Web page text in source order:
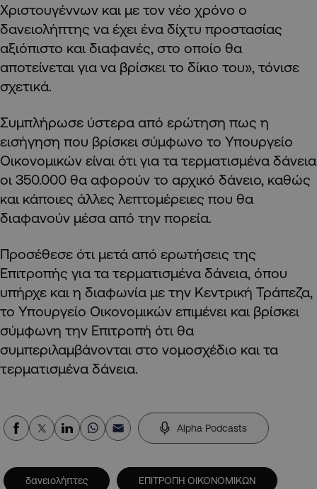
Χριστουγέννων και με τον νέο χρόνο ο
δανειολήπτης να έχει ένα δίχτυ προστασίας
αξιόπιστο και διαφανές, στο οποίο θα
αποτείνεται για να βρίσκει το δίκιο του», τόνισε
σχετικά.
Συμπλήρωσε ύστερα από ερώτηση πως η
εισήγηση που βρίσκει σύμφωνο το Υπουργείο
Οικονομικών είναι ότι για τα τερματισμένα δάνεια
οι 350.000 θα αφορούν το αρχικό δάνειο, καθώς
και κάποιες άλλες λεπτομέρειες που θα
διαφανούν μέσα από την πορεία.
Προσέθεσε ότι μετά από ερωτήσεις της
Επιτροπής για τα τερματισμένα δάνεια, όπου
υπήρχε και η διαφωνία με την Κεντρική Τράπεζα,
το Υπουργείο Οικονομικών επιμένει και βρίσκει
σύμφωνη την Επιτροπή ότι θα
συμπεριλαμβάνονται στο νομοσχέδιο και τα
τερματισμένα δάνεια.
Alpha Podcasts
δανειολήπτες ΕΠΙΤΡΟΠΗ ΟΙΚΟΝΟΜΙΚΩΝ